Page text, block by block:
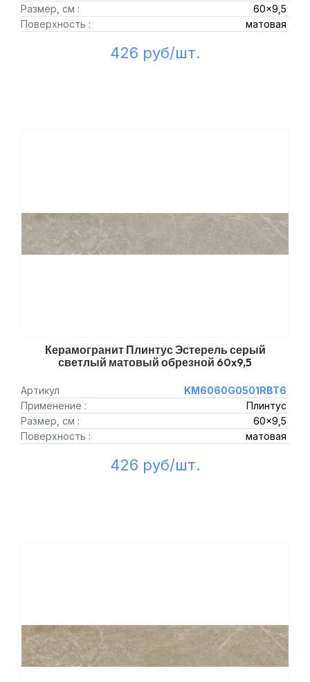
Размер, см :
60x9,5
Поверхность :
матовая
426 руб/шт.
Керамогранит Плинтус Эстерель серый
светлый матовый обрезной 60x9,5
Артикул
KM6060G0501RBT6
Применение :
Плинтус
Размер, см :
60x9,5
Поверхность :
матовая
426 руб/шт.